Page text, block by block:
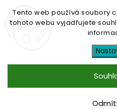
Tento web používá soubory
tohoto webu vyjadřujete
Geloren DOG S-
výživa pro malé a
psy, 180 g, 60 želé